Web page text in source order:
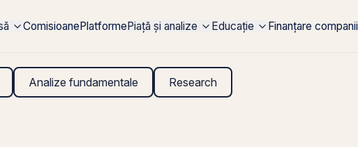
ComisioanePlatformePiață și analize Educație Finanțare companii
Analize fundamentale Research